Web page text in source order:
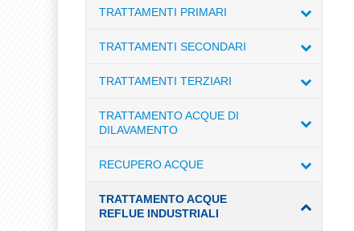
TRATTAMENTI PRIMARI
TRATTAMENTI SECONDARI
TRATTAMENTI TERZIARI
TRATTAMENTO ACQUE DI
DILAVAMENTO
RECUPERO ACQUE
TRATTAMENTO ACQUE
REFLUE INDUSTRIALI